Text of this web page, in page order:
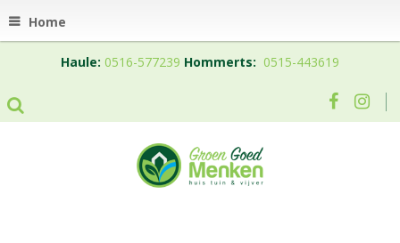
Home
Haule: 0516-577239 Hommerts: 0515-443619